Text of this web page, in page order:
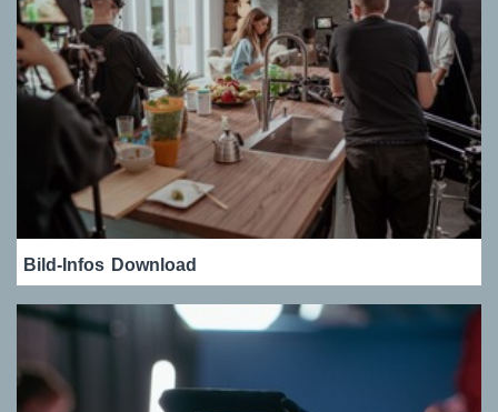
Bild-Infos Download